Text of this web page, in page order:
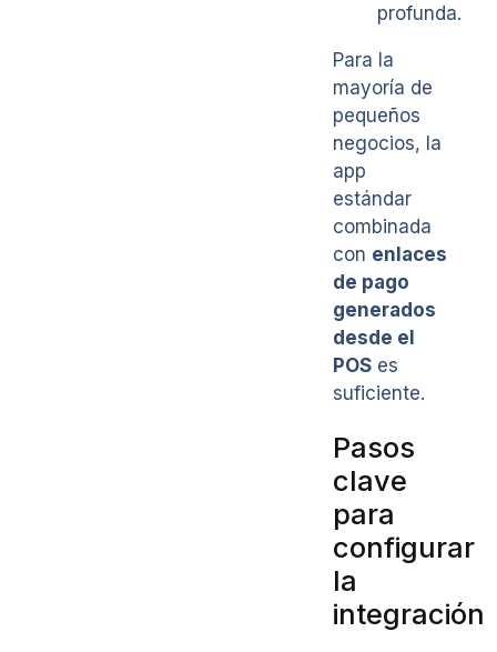
profunda.
Para la
mayoría de
pequeños
negocios, la
app
estándar
combinada
con enlaces
de pago
generados
desde el
POS es
suficiente.
Pasos
clave
para
configurar
la
integración